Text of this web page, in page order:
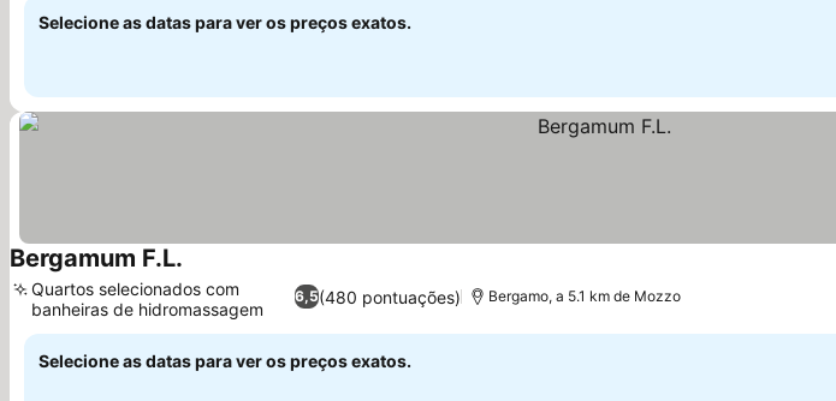
Selecione as datas para ver os preços exatos.
Bergamum F.L.
6,5(480 pontuações)
Quartos selecionados com
banheiras de hidromassagem
Bergamo, a 5.1 km de Mozzo
Selecione as datas para ver os preços exatos.